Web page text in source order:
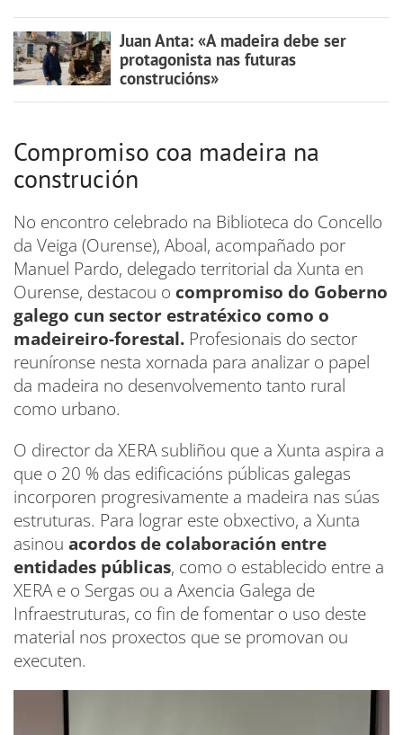
Juan Anta: «A madeira debe ser
protagonista nas futuras
construcións»
Compromiso coa madeira na
construción
No encontro celebrado na Biblioteca do Concello
da Veiga (Ourense), Aboal, acompañado por
Manuel Pardo, delegado territorial da Xunta en
Ourense, destacou o compromiso do Goberno
galego cun sector estratéxico como o
madeireiro-forestal. Profesionais do sector
reuníronse nesta xornada para analizar o papel
da madeira no desenvolvemento tanto rural
como urbano.
O director da XERA subliñou que a Xunta aspira a
que o 20 % das edificacións públicas galegas
incorporen progresivamente a madeira nas súas
estruturas. Para lograr este obxectivo, a Xunta
asinou acordos de colaboración entre
entidades públicas, como o establecido entre a
XERA e o Sergas ou a Axencia Galega de
Infraestruturas, co fin de fomentar o uso deste
material nos proxectos que se promovan ou
executen.